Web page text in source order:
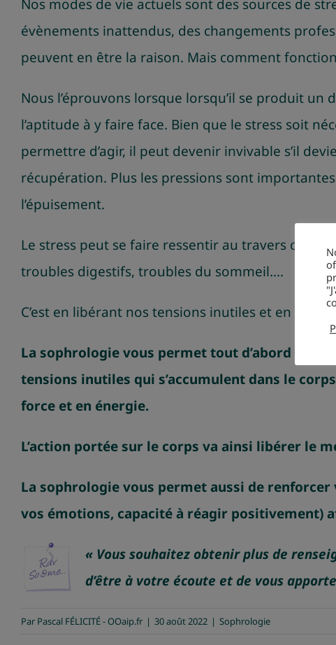
Nos modes de vie actuels sont des sources de
évènements inattendus, des changements
peuvent en être la raison. Mais comment
Nous l’éprouvons lorsque lorsqu’il se produit
l’aptitude à y faire face. Bien que le stress soit
permettre d’agir, il peut devenir invivable s’il
récupération. Plus les pressions sont
l’épuisement.
Le stress peut se faire ressentir au travers de
troubles digestifs, troubles du sommeil….
C’est en libérant nos tensions inutiles et en
La sophrologie vous permet tout d’abord
tensions inutiles qui s’accumulent dans le
force et en énergie.
L’action portée sur le corps va ainsi libérer le
La sophrologie vous permet aussi de
vos émotions, capacité à réagir positivement)
« Vous souhaitez obtenir plus de
d’être à votre écoute et de vous
Par Pascal FÉLICITÉ - OOaip.fr | 30 août 2022 | Sophrologie